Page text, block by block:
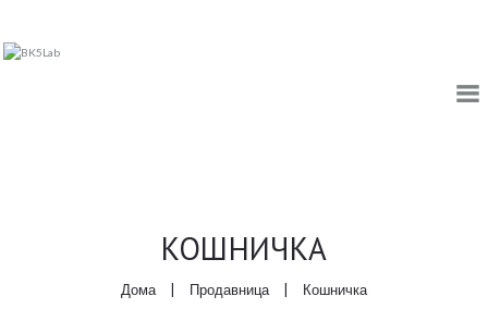
КОШНИЧКА
Дома Продавница Кошничка
ПРОДАВНИЦА